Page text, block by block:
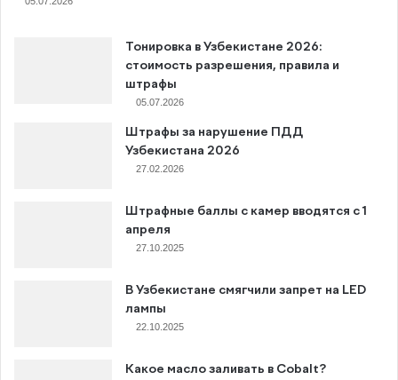
Тонировка в Узбекистане 2026:
стоимость разрешения, правила и
штрафы
05.07.2026
Штрафы за нарушение ПДД
Узбекистана 2026
27.02.2026
Штрафные баллы с камер вводятся с 1
апреля
27.10.2025
В Узбекистане смягчили запрет на LED
лампы
22.10.2025
Какое масло заливать в Cobalt?